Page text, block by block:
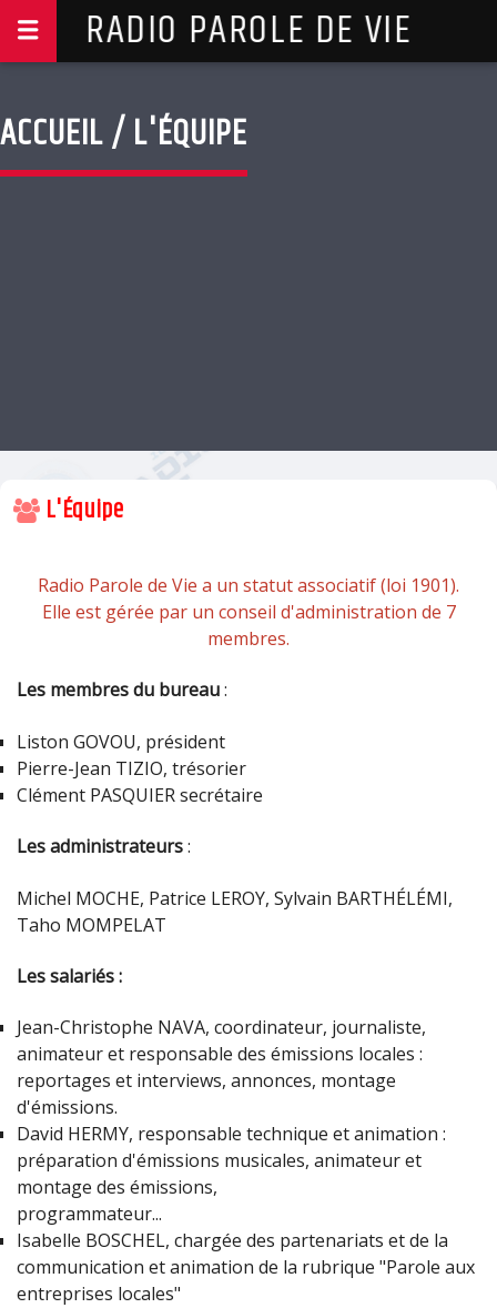
RADIO PAROLE DE VIE
ACCUEIL / L'ÉQUIPE
L'Équipe
Radio Parole de Vie a un statut associatif (loi 1901).
Elle est gérée par un conseil d'administration de 7
membres.
Les membres du bureau:
Liston GOVOU, président
Pierre-Jean TIZIO, trésorier
Clément PASQUIER secrétaire
Les administrateurs:
Michel MOCHE, Patrice LEROY, Sylvain BARTHÉLÉMI,
Taho MOMPELAT
Les salariés :
Jean-Christophe NAVA, coordinateur, journaliste,
animateur et responsable des émissions locales :
reportages et interviews, annonces, montage
d'émissions.
David HERMY, responsable technique et animation :
préparation d'émissions musicales, animateur et
montage des émissions,
programmateur...
Isabelle BOSCHEL, chargée des partenariats et de la
communication et animation de la rubrique "Parole aux
entreprises locales"